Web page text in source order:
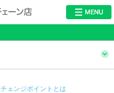
レストラン・チ
チェンジポイントとは